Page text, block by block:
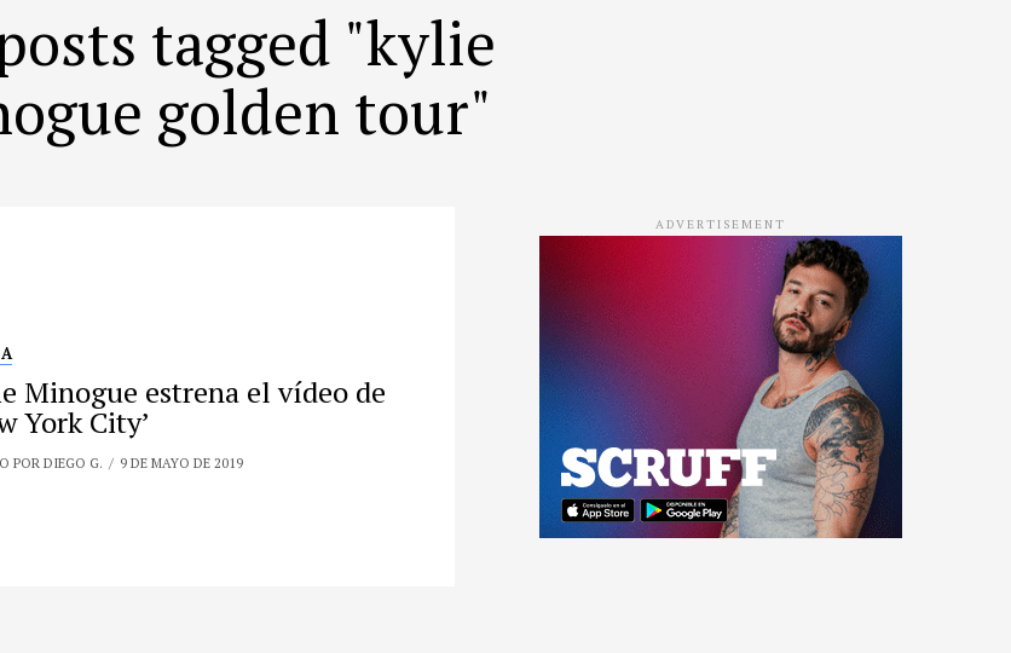
tagged "kylie
golden tour"
Minogue estrena el vídeo de
York City’
POR DIEGO G. 9 DE MAYO DE 2019
ADVERTISEMENT